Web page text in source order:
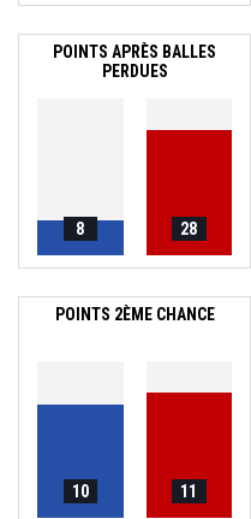
POINTS APRÈS BALLES
PERDUES
8 28
POINTS 2ÈME CHANCE
10 11